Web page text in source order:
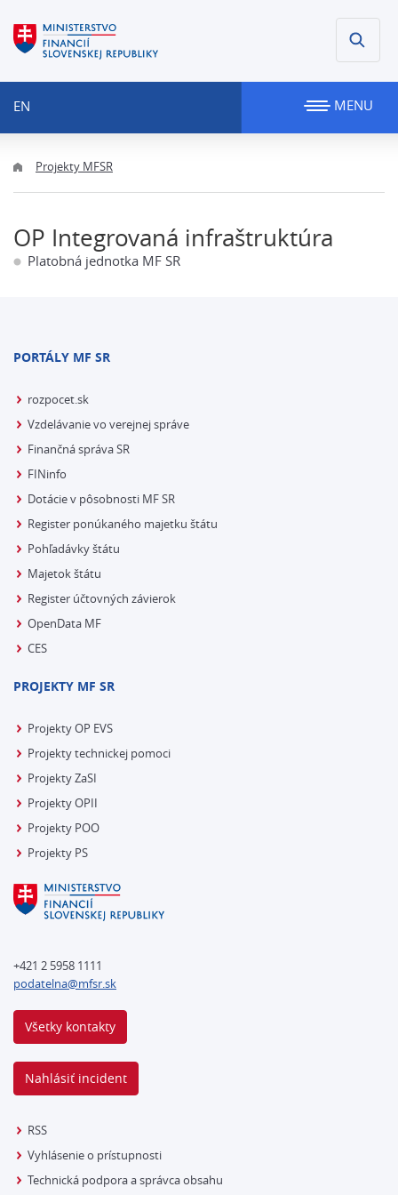
EN MENU
Projekty MFSR
OP Integrovaná infraštruktúra
Platobná jednotka MF SR
PORTÁLY MF SR
rozpocet.sk
Vzdelávanie vo verejnej správe
Finančná správa SR
FINinfo
Dotácie v pôsobnosti MF SR
Register ponúkaného majetku štátu
Pohľadávky štátu
Majetok štátu
Register účtovných závierok
OpenData MF
CES
PROJEKTY MF SR
Projekty OP EVS
Projekty technickej pomoci
Projekty ZaSI
Projekty OPII
Projekty POO
Projekty PS
+421 2 5958 1111
podatelna@mfsr.sk
Všetky kontakty
Nahlásiť incident
RSS
Vyhlásenie o prístupnosti
Technická podpora a správca obsahu